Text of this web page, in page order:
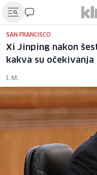
SAN FRANCISCO
Xi Jinping nakon
kakva su
I. M.